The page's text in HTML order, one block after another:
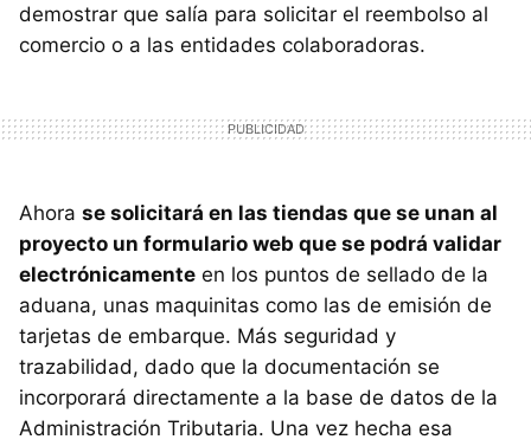
demostrar que salía para solicitar el reembolso al
comercio o a las entidades colaboradoras.
Ahora se solicitará en las tiendas que se unan al
proyecto un formulario web que se podrá validar
electrónicamente en los puntos de sellado de la
aduana, unas maquinitas como las de emisión de
tarjetas de embarque. Más seguridad y
trazabilidad, dado que la documentación se
incorporará directamente a la base de datos de la
Administración Tributaria. Una vez hecha esa